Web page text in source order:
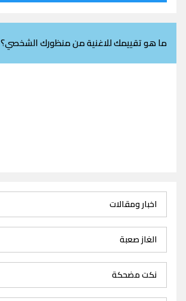
ما هو تقييمك للاغنية من منظورك الشخصي؟
اخبار ومقالات
الغاز صعبة
نكت مضحكة